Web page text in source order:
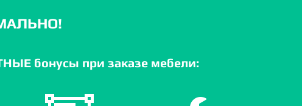
бонусы при заказе мебели: